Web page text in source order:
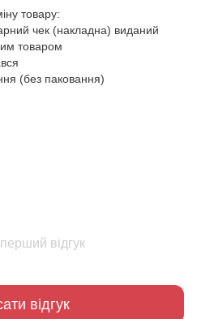
товару:
чек (накладна) виданий
товаром
(без паковання)
відгук
відгук